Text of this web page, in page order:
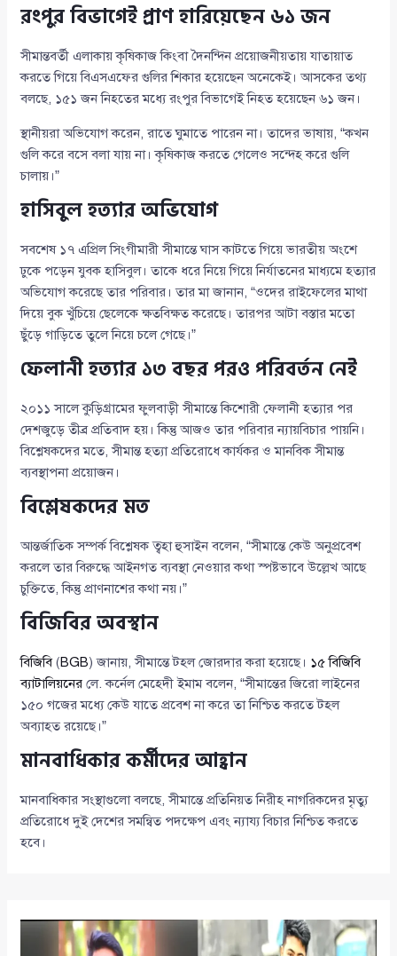
রংপুর বিভাগেই প্রাণ হারিয়েছেন ৬১ জন
সীমান্তবর্তী এলাকায় কৃষিকাজ কিংবা দৈনন্দিন প্রয়োজনীয়তায় যাতায়াত
করতে গিয়ে বিএসএফের গুলির শিকার হয়েছেন অনেকেই। আসকের তথ্য
বলছে, ১৫১ জন নিহতের মধ্যে রংপুর বিভাগেই নিহত হয়েছেন ৬১ জন।
স্থানীয়রা অভিযোগ করেন, রাতে ঘুমাতে পারেন না। তাদের ভাষায়, “কখন
গুলি করে বসে বলা যায় না। কৃষিকাজ করতে গেলেও সন্দেহ করে গুলি
চালায়।”
হাসিবুল হত্যার অভিযোগ
সবশেষ ১৭ এপ্রিল সিংগীমারী সীমান্তে ঘাস কাটতে গিয়ে ভারতীয় অংশে
ঢুকে পড়েন যুবক হাসিবুল। তাকে ধরে নিয়ে গিয়ে নির্যাতনের মাধ্যমে হত্যার
অভিযোগ করেছে তার পরিবার। তার মা জানান, “ওদের রাইফেলের মাথা
দিয়ে বুক খুঁচিয়ে ছেলেকে ক্ষতবিক্ষত করেছে। তারপর আটা বস্তার মতো
ছুঁড়ে গাড়িতে তুলে নিয়ে চলে গেছে।”
ফেলানী হত্যার ১৩ বছর পরও পরিবর্তন নেই
২০১১ সালে কুড়িগ্রামের ফুলবাড়ী সীমান্তে কিশোরী ফেলানী হত্যার পর
দেশজুড়ে তীব্র প্রতিবাদ হয়। কিন্তু আজও তার পরিবার ন্যায়বিচার পায়নি।
বিশ্লেষকদের মতে, সীমান্ত হত্যা প্রতিরোধে কার্যকর ও মানবিক সীমান্ত
ব্যবস্থাপনা প্রয়োজন।
বিশ্লেষকদের মত
আন্তর্জাতিক সম্পর্ক বিশ্লেষক ত্বহা হুসাইন বলেন, “সীমান্তে কেউ অনুপ্রবেশ
করলে তার বিরুদ্ধে আইনগত ব্যবস্থা নেওয়ার কথা স্পষ্টভাবে উল্লেখ আছে
চুক্তিতে, কিন্তু প্রাণনাশের কথা নয়।”
বিজিবির অবস্থান
বিজিবি(BGB) জানায়, সীমান্তে টহল জোরদার করা হয়েছে। ১৫ বিজিবি
ব্যাটালিয়নের লে. কর্নেল মেহেদী ইমাম বলেন, “সীমান্তের জিরো লাইনের
১৫০ গজের মধ্যে কেউ যাতে প্রবেশ না করে তা নিশ্চিত করতে টহল
অব্যাহত রয়েছে।”
মানবাধিকার কর্মীদের আহ্বান
মানবাধিকার সংস্থাগুলো বলছে, সীমান্তে প্রতিনিয়ত নিরীহ নাগরিকদের মৃত্যু
প্রতিরোধে দুই দেশের সমন্বিত পদক্ষেপ এবং ন্যায্য বিচার নিশ্চিত করতে
হবে।